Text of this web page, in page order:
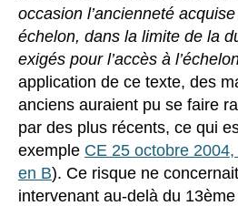
occasion l’ancienneté
échelon, dans la limite de la
exigés pour l’accès à
application de ce texte, des
anciens auraient pu se faire
par des plus récents, ce qui
exemple CE 25 octobre
en B). Ce risque ne
intervenant au-delà du